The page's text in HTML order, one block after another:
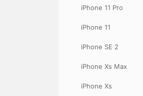
iPhone 11 Pro
iPhone 11
iPhone SE 2
iPhone Xs Max
iPhone Xs